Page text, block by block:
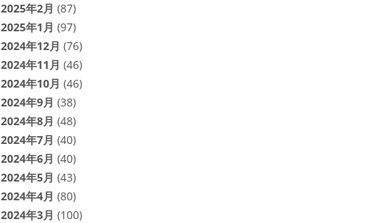
2025年2月 (87)
2025年1月 (97)
2024年12月 (76)
2024年11月 (46)
2024年10月 (46)
2024年9月 (38)
2024年8月 (48)
2024年7月 (40)
2024年6月 (40)
2024年5月 (43)
2024年4月 (80)
2024年3月 (100)